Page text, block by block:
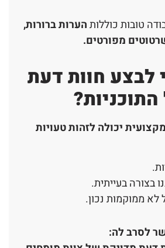
טובות כוללותהערות ברורות,
מפורטים.
לבצע חוות דעת
יכולה לזהות טעויות
בצורה בעייתית.
לא ממוקמות נכון.
לסרב לה: